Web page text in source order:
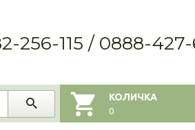
256-115 / 0888-
КОЛИЧКА
0